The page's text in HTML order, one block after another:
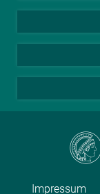
Fördernde
Schulen
Studierende
Bluesky
Facebook
YouTube
Impressum